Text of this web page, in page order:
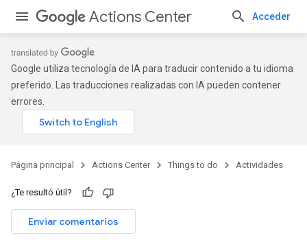
Actions Center Acceder
Google utiliza tecnología de IA para traducir contenido a tu idioma
preferido. Las traducciones realizadas con IA pueden contener
errores.
Página principal Actions Center Things to do Actividades
¿Te resultó útil?
Enviar comentarios